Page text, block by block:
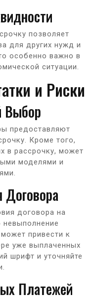
позволяет
для других нужд и
особенно важно в
ситуации.
и Риски
Выбор
предоставляют
Кроме того,
в рассрочку, может
моделями и
Договора
договора на
невыполнение
привести к
уже выплаченных
шрифт и уточняйте
Платежей